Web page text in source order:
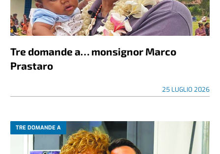
Tre domande a… monsignor Marco
Prastaro
25 LUGLIO 2026
TRE DOMANDE A